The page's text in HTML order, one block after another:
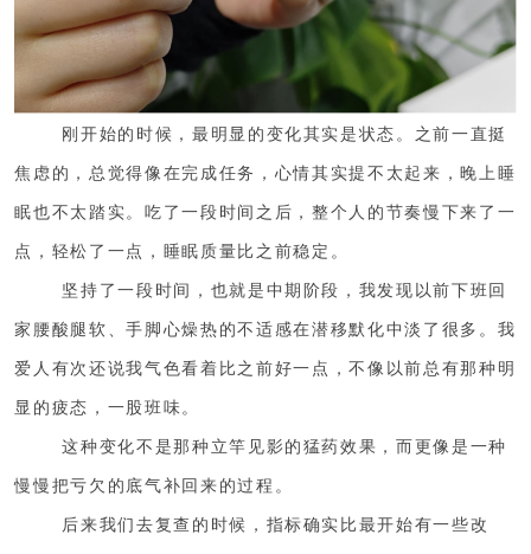
刚开始的时候，最明显的变化其实是状态。之前一直挺
焦虑的，总觉得像在完成任务，心情其实提不太起来，晚上睡
眠也不太踏实。吃了一段时间之后，整个人的节奏慢下来了一
点，轻松了一点，睡眠质量比之前稳定。
坚持了一段时间，也就是中期阶段，我发现以前下班回
家腰酸腿软、手脚心燥热的不适感在潜移默化中淡了很多。我
爱人有次还说我气色看着比之前好一点，不像以前总有那种明
显的疲态，一股班味。
这种变化不是那种立竿见影的猛药效果，而更像是一种
慢慢把亏欠的底气补回来的过程。
后来我们去复查的时候，指标确实比最开始有一些改